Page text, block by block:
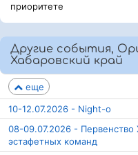
приоритете
Другие события,
Хабаровский край
еще
10-12.07.2026 - Night-o
08-09.07.2026 - Первенство
эстафетных команд